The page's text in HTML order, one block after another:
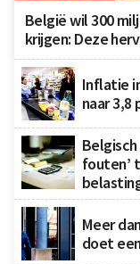
België wil 300
krijgen: Deze
Inflatie
naar
fouten’
Meer
doet